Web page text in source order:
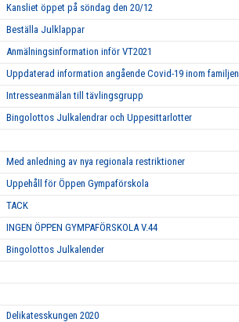
Kansliet öppet på söndag den 20/12
Beställa Julklappar
Anmälningsinformation inför VT2021
Uppdaterad information angående Covid-19 inom familjen
Intresseanmälan till tävlingsgrupp
Bingolottos Julkalendrar och Uppesittarlotter
Med anledning av nya regionala restriktioner
Uppehåll för Öppen Gympaförskola
TACK
INGEN ÖPPEN GYMPAFÖRSKOLA V.44
Bingolottos Julkalender
Delikatesskungen 2020